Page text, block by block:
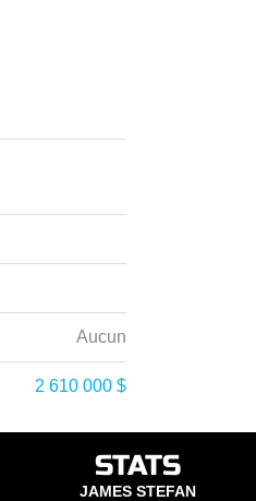
Aucun
2 610 000 $
STATS
JAMES STEFAN